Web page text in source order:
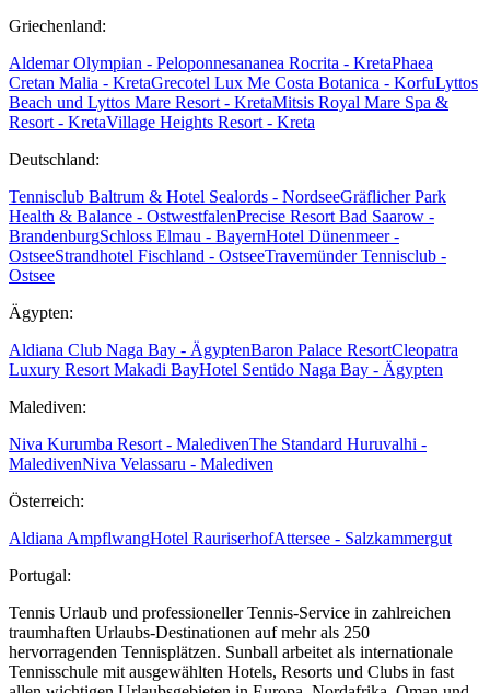
Griechenland:
Aldemar Olympian - Peloponnesananea Rocrita - KretaPhaea
Cretan Malia - KretaGrecotel Lux Me Costa Botanica - KorfuLyttos
Beach und Lyttos Mare Resort - KretaMitsis Royal Mare Spa &
Resort - KretaVillage Heights Resort - Kreta
Deutschland:
Tennisclub Baltrum & Hotel Sealords - NordseeGräflicher Park
Health & Balance - OstwestfalenPrecise Resort Bad Saarow -
BrandenburgSchloss Elmau - BayernHotel Dünenmeer -
OstseeStrandhotel Fischland - OstseeTravemünder Tennisclub -
Ostsee
Ägypten:
Aldiana Club Naga Bay - ÄgyptenBaron Palace ResortCleopatra
Luxury Resort Makadi BayHotel Sentido Naga Bay - Ägypten
Malediven:
Niva Kurumba Resort - MaledivenThe Standard Huruvalhi -
MaledivenNiva Velassaru - Malediven
Österreich:
Aldiana AmpflwangHotel RauriserhofAttersee - Salzkammergut
Portugal:
Tennis Urlaub und professioneller Tennis-Service in zahlreichen
traumhaften Urlaubs-Destinationen auf mehr als 250
hervorragenden Tennisplätzen. Sunball arbeitet als internationale
Tennisschule mit ausgewählten Hotels, Resorts und Clubs in fast